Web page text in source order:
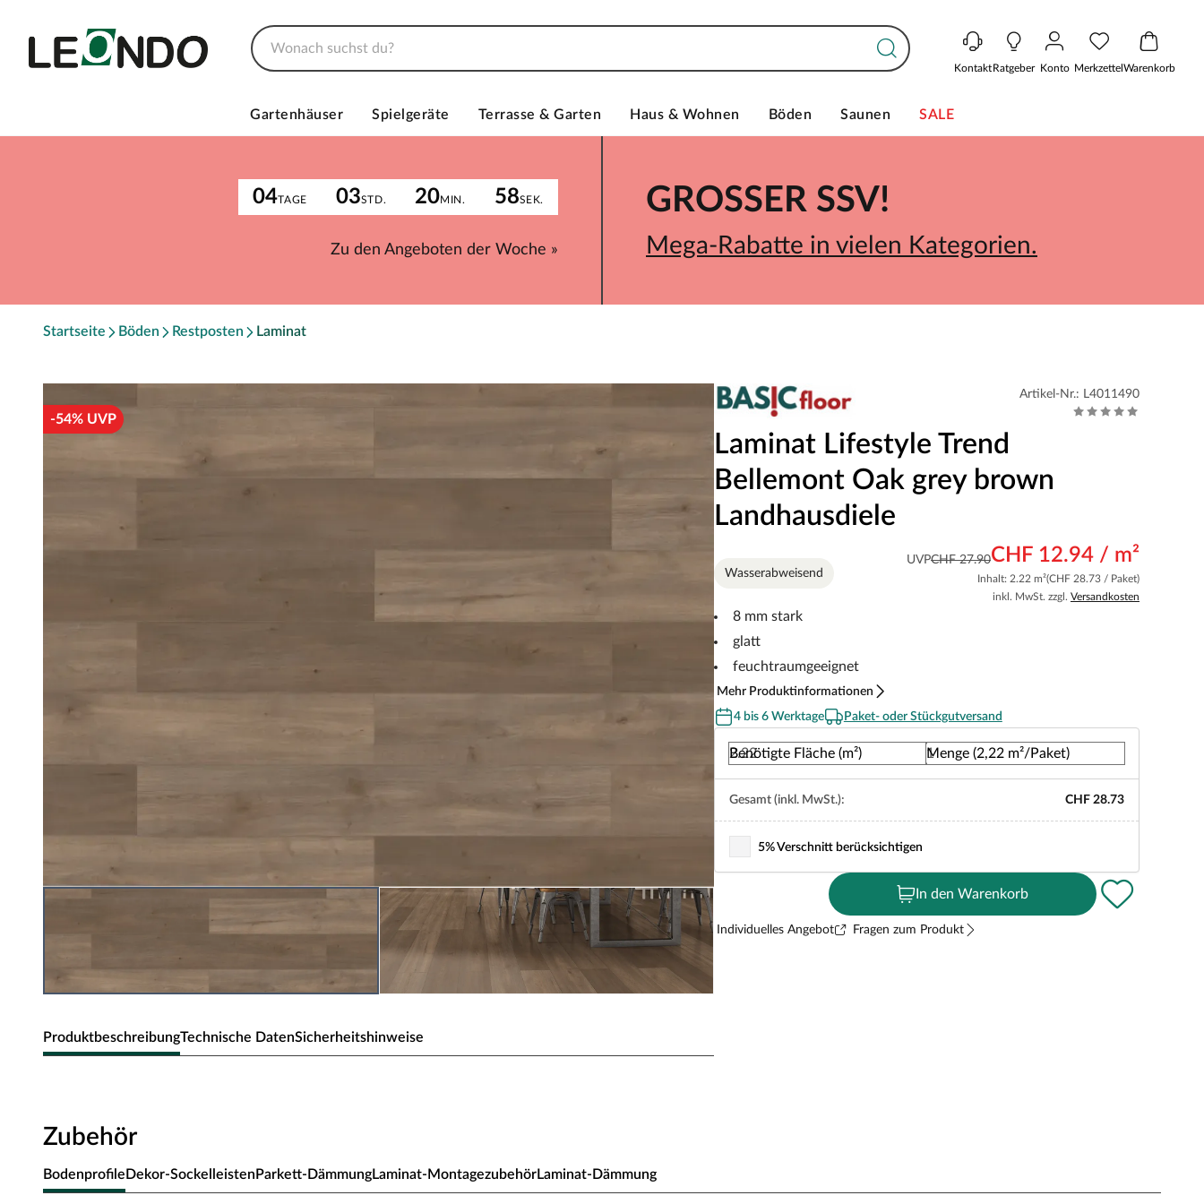
KontaktRatgeber Konto MerkzettelWarenkorb
Gartenhäuser Spielgeräte Terrasse & Garten Haus & Wohnen Böden Saunen SALE
04TAGE 03STD. 20MIN. 58SEK.
Zu den Angeboten der Woche »
GROSSER SSV!
Mega-Rabatte in vielen Kategorien.
Startseite Böden Restposten Laminat
-54% UVP
ProduktbeschreibungTechnische DatenSicherheitshinweise
Landhausdiele
pflegeleicht, widerstandsfähig und robust sind.
Artikel-Nr.: L4011490
Laminat Lifestyle Trend
Bellemont Oak grey brown
Landhausdiele
UVPCHF 27.90CHF 12.94 / m²
Inhalt: 2.22 m²(CHF 28.73 / Paket)
inkl. MwSt. zzgl. Versandkosten
Wasserabweisend
8 mm stark
glatt
feuchtraumgeeignet
Mehr Produktinformationen
4 bis 6 Werktage
Paket- oder Stückgutversand
Benötigte Fläche (m²) Menge (2,22 m²/Paket)
Gesamt (inkl. MwSt.): CHF 28.73
5% Verschnitt berücksichtigen
In den Warenkorb
Individuelles Angebot Fragen zum Produkt
Zubehör
BodenprofileDekor-SockelleistenParkett-DämmungLaminat-MontagezubehörLaminat-Dämmung